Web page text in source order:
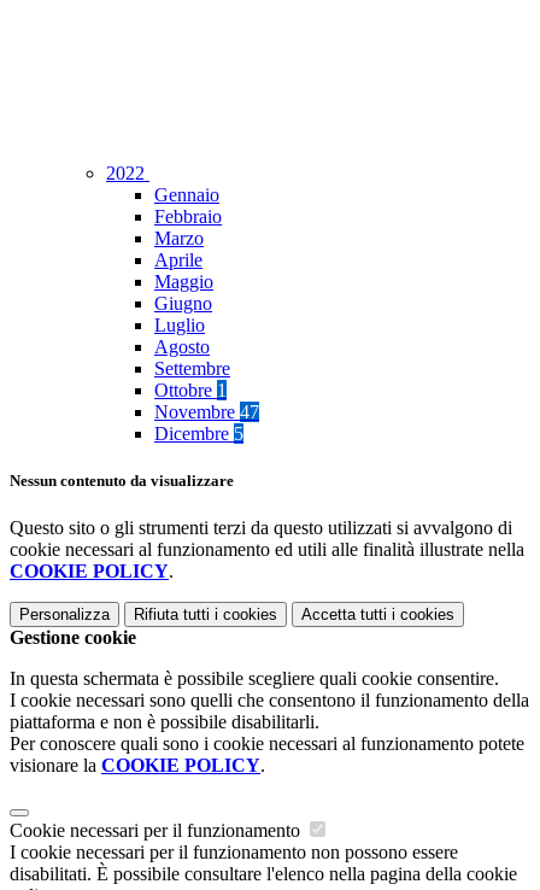
2022
Gennaio
Febbraio
Marzo
Aprile
Maggio
Giugno
Luglio
Agosto
Settembre
Ottobre 1
Novembre 47
Dicembre 5
Nessun contenuto da visualizzare
Questo sito o gli strumenti terzi da questo utilizzati si avvalgono di
cookie necessari al funzionamento ed utili alle finalità illustrate nella
COOKIE POLICY.
Personalizza Rifiuta tutti i cookies Accetta tutti i cookies
Gestione cookie
In questa schermata è possibile scegliere quali cookie consentire.
I cookie necessari sono quelli che consentono il funzionamento della
piattaforma e non è possibile disabilitarli.
Per conoscere quali sono i cookie necessari al funzionamento potete
visionare la COOKIE POLICY.
Cookie necessari per il funzionamento
I cookie necessari per il funzionamento non possono essere
disabilitati. È possibile consultare l'elenco nella pagina della cookie